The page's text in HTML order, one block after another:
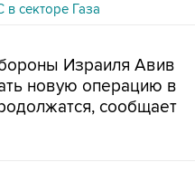
секторе Газа
Израиля Авив
новую операцию в
сообщает